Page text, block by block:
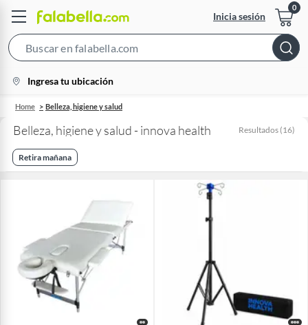
Inicia sesión
Bar
location-
icon
Ingresa tu ubicación
Home Belleza, higiene y salud
Belleza, higiene y salud - innova health Resultados (16)
Retira mañana